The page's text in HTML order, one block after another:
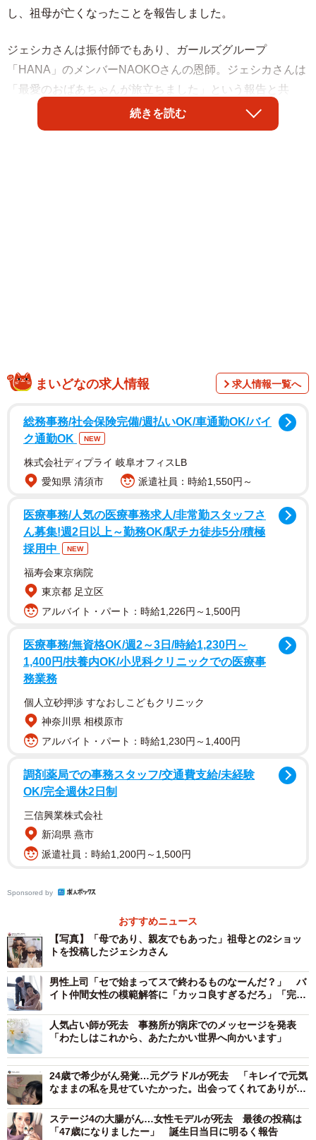
し、祖母が亡くなったことを報告しました。
ジェシカさんは振付師でもあり、ガールズグループ
「HANA」のメンバーNAOKOさんの恩師。ジェシカさんは
「最愛のおばあちゃんが旅立ちました」という報告と共
に、祖母とサングラス姿ではしゃぐ2ショット写真を4枚公
開しました。
と」「大好物のケンタッキーを一緒に頬張る時」と2人の思
い出を振り返り、「キリがないぐらい思い出があるし 当
たり前にまだ心の整理はできないけど本当に過ごした日々
は絶対に忘れない」とつづりました。
最後には「別れがあれば出会いもあり。わかってても悲し
いけどこれからも自慢の娘で孫であるために頑張る！！私
のエネルギーの源はおばあちゃんと父だから。本当にあり
がとう、愛してます、おばあちゃん」と前向きな言葉で締
めました。
ジェシカさんはavexに所属しており、「DREAMS COME
めた経験があります。現在は株式会社KADOKAWAと直接エ
ージェント契約を結ぶ実力派ダンサーグループ
「KADOKAWADREAMSアバンセ」のメンバーとして活動
にも所属しており、個人のTikTokアカウントはフォロワー
数70万人を超えています。昨年にはグローバルビジネス誌
「Forbes JAPAN」が発表する「世界を変える30歳未満」
30人を選出する企画「Forbes JAPAN 30 UNDER 30」を、
ジェシカさんを恩師とする「HANA」のNAOKOさんととも
に受賞しました。
続きを読む
まいどなの求人情報 求人情報一覧へ
総務事務/社会保険完備/週払いOK/車通勤OK/バイ
ク通勤OK
NEW
株式会社ディプライ 岐阜オフィスLB
愛知県 清須市
派遣社員：時給1,550円～
医療事務/人気の医療事務求人/非常勤スタッフさ
ん募集!週2日以上～勤務OK/駅チカ徒歩5分/積極
採用中
NEW
福寿会東京病院
東京都 足立区
アルバイト・パート：時給1,226円～1,500円
医療事務/無資格OK/週2～3日/時給1,230円～
1,400円/扶養内OK/小児科クリニックでの医療事
務業務
個人立砂押渉 すなおしこどもクリニック
神奈川県 相模原市
アルバイト・パート：時給1,230円～1,400円
調剤薬局での事務スタッフ/交通費支給/未経験
OK/完全週休2日制
三信興業株式会社
新潟県 燕市
派遣社員：時給1,200円～1,500円
Sponsored by
おすすめニュース
【写真】「母であり、親友でもあった」祖母との2ショッ
トを投稿したジェシカさん
男性上司「セで始まってスで終わるものなーんだ？」 バ
イト仲間女性の模範解答に「カッコ良すぎるだろ」「完璧
人気占い師が死去 事務所が病床でのメッセージを発表
「わたしはこれから、あたたかい世界へ向かいます」
24歳で希少がん発覚…元グラドルが死去 「キレイで元気
なままの私を見せていたかった。出会ってくれてありがと
ステージ4の大腸がん…女性モデルが死去 最後の投稿は
「47歳になりましたー」 誕生日当日に明るく報告